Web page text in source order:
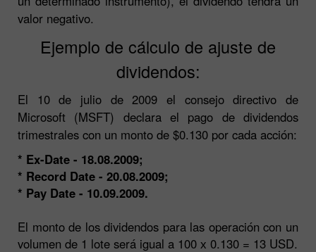
valor negativo.
Ejemplo de cálculo de ajuste de
dividendos:
El 10 de julio de 2009 el consejo directivo de
Microsoft (MSFT) declara el pago de dividendos
trimestrales con un monto de $0.130 por cada acción:
* Ex-Date - 18.08.2009;
* Record Date - 20.08.2009;
* Pay Date - 10.09.2009.
El monto de los dividendos para las operación con un
volumen de 1 lote será igual a 100 х 0.130 = 13 USD.